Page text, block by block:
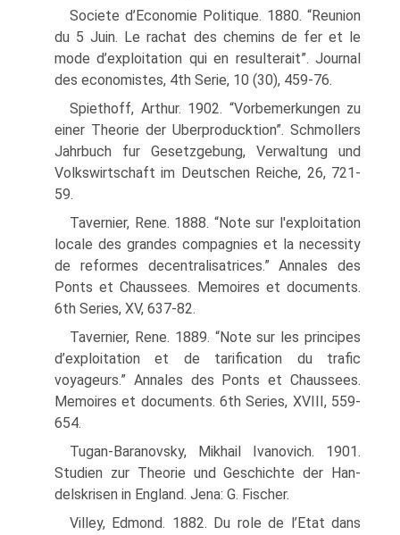
Societe d’Economie Politique. 1880. “Reunion
du 5 Juin. Le rachat des chemins de fer et le
mode d’exploitation qui en resulterait”. Journal
des economistes, 4th Serie, 10 (30), 459-76.
Spiethoff, Arthur. 1902. “Vorbemerkungen zu
einer Theorie der Uberproducktion”. Schmollers
Jahrbuch fur Gesetzgebung, Verwaltung und
Volkswirtschaft im Deutschen Reiche, 26, 721-
59.
Tavernier, Rene. 1888. “Note sur l'exploitation
locale des grandes compagnies et la neces­sity
de reformes decentralisatrices.” Annales des
Ponts et Chaussees. Memoires et docu­ments.
6th Series, XV, 637-82.
Tavernier, Rene. 1889. “Note sur les principes
d’exploitation et de tarification du trafic
voyageurs.” Annales des Ponts et Chaussees.
Memoires et documents. 6th Series, XVIII, 559-
654.
Tugan-Baranovsky, Mikhail Ivanovich. 1901.
Studien zur Theorie und Geschichte der Han-
delskrisen in England. Jena: G. Fischer.
Villey, Edmond. 1882. Du role de l’Etat dans